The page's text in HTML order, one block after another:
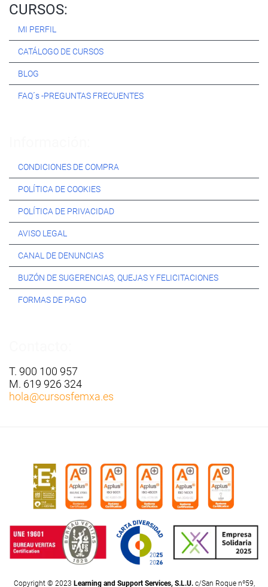
CURSOS:
MI PERFIL
CATÁLOGO DE CURSOS
BLOG
FAQ´s -PREGUNTAS FRECUENTES
CONDICIONES DE COMPRA
POLÍTICA DE COOKIES
POLÍTICA DE PRIVACIDAD
AVISO LEGAL
CANAL DE DENUNCIAS
BUZÓN DE SUGERENCIAS, QUEJAS Y FELICITACIONES
FORMAS DE PAGO
T. 900 100 957
M. 619 926 324
hola@cursosfemxa.es
Copyright © 2023 Learning and Support Services, S.L.U.c/San Roque nº59,